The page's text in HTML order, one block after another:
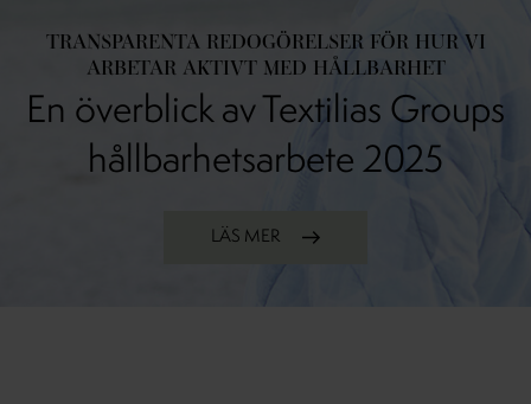
TRANSPARENTA REDOGÖRELSER FÖR HUR VI
ARBETAR AKTIVT MED HÅLLBARHET
En överblick av Textilias Groups
hållbarhetsarbete 2025
LÄS MER